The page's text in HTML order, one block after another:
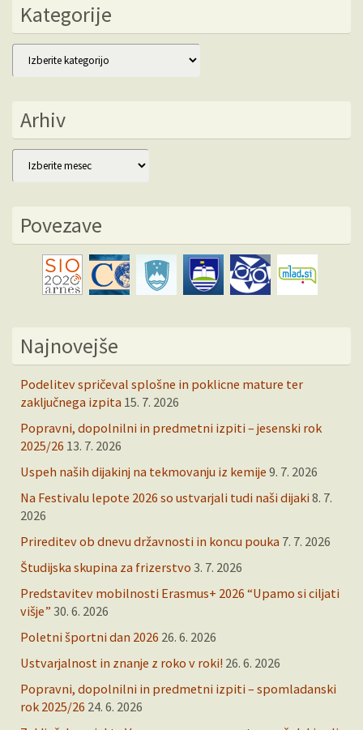
Kategorije
Kategorije
Arhiv
Arhiv
Povezave
Najnovejše
Podelitev spričeval splošne in poklicne mature ter
zaključnega izpita 15. 7. 2026
Popravni, dopolnilni in predmetni izpiti – jesenski rok
2025/26 13. 7. 2026
Uspeh naših dijakinj na tekmovanju iz kemije 9. 7. 2026
Na Festivalu lepote 2026 so ustvarjali tudi naši dijaki 8. 7.
2026
Prireditev ob dnevu državnosti in koncu pouka 7. 7. 2026
Študijska skupina za frizerstvo 3. 7. 2026
Predstavitev mobilnosti Erasmus+ 2026 “Upamo si ciljati
višje” 30. 6. 2026
Poletni športni dan 2026 26. 6. 2026
Ustvarjalnost in znanje z roko v roki! 26. 6. 2026
Popravni, dopolnilni in predmetni izpiti – spomladanski
rok 2025/26 24. 6. 2026